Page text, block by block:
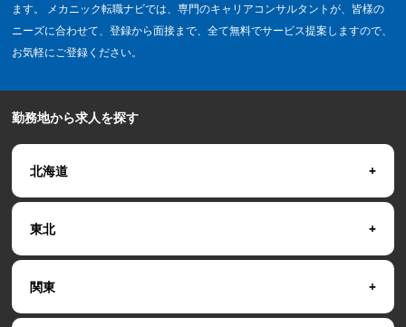
ます。 メカニック転職ナビでは、専門のキャリアコンサルタントが、皆様の
ニーズに合わせて、登録から面接まで、全て無料でサービス提案しますので、
お気軽にご登録ください。
勤務地から求人を探す
北海道
東北
関東